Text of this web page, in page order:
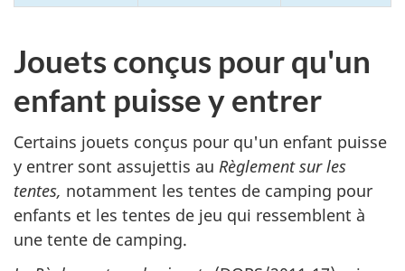
Jouets conçus pour qu'un
enfant puisse y entrer
Certains jouets conçus pour qu'un enfant puisse
y entrer sont assujettis au Règlement sur les
tentes, notamment les tentes de camping pour
enfants et les tentes de jeu qui ressemblent à
une tente de camping.